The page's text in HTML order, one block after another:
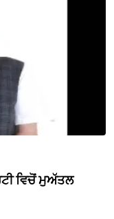
ਵਿਚੋਂ ਮੁਅੱਤਲ